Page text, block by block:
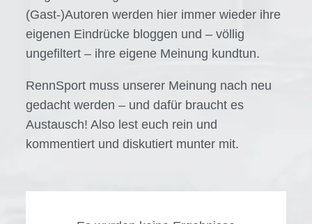
(Gast-)Autoren werden hier immer wieder ihre
eigenen Eindrücke bloggen und – völlig
ungefiltert – ihre eigene Meinung kundtun.
RennSport muss unserer Meinung nach neu
gedacht werden – und dafür braucht es
Austausch! Also lest euch rein und
kommentiert und diskutiert munter mit.